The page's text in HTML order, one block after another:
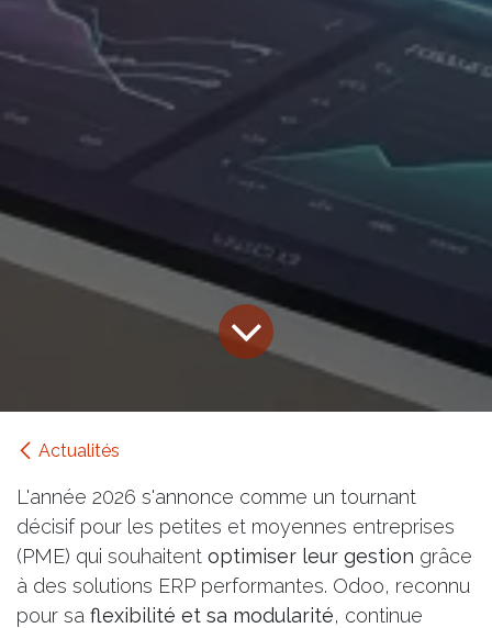
Actualités
L'année 2026 s'annonce comme un tournant
décisif pour les petites et moyennes entreprises
(PME) qui souhaitent optimiser leur gestion grâce
à des solutions ERP performantes. Odoo, reconnu
pour sa flexibilité et sa modularité, continue